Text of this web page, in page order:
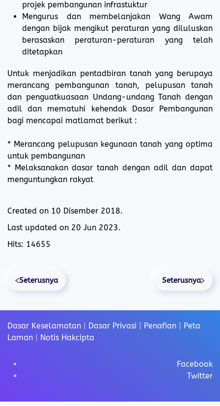
projek pembangunan infrastuktur
Mengurus dan membelanjakan Wang Awam
dengan bijak mengikut peraturan yang diluluskan
berasaskan peraturan-peraturan yang telah
ditetapkan
Untuk menjadikan pentadbiran tanah yang berupaya
merancang pembangunan tanah, pelupusan tanah
dan penguatkuasaan Undang-undang Tanah dengan
adil dan mematuhi kehendak Dasar Pembangunan
bagi mencapai matlamat berikut :
* Merancang pelupusan kegunaan tanah yang optima
untuk pembangunan
* Melaksanakan dasar tanah dengan adil dan dapat
menguntungkan rakyat
Created on 10 Disember 2018.
Last updated on 20 Jun 2023.
Hits: 14655
Seterusnya Seterusnya
Dasar Keselamatan Dasar Privasi Penafian
Peta
Laman
Notis Hakcipta
Facebook
Twitter